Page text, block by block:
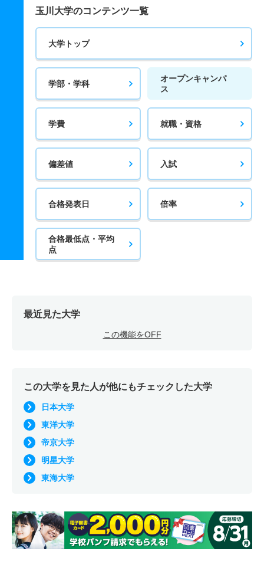
玉川大学のコンテンツ一覧
大学トップ
学部・学科
オープンキャンパ
ス
学費 就職・資格
偏差値 入試
合格発表日 倍率
合格最低点・平均
点
最近見た大学
この機能をOFF
この大学を見た人が他にもチェックした大学
日本大学
東洋大学
帝京大学
明星大学
東海大学